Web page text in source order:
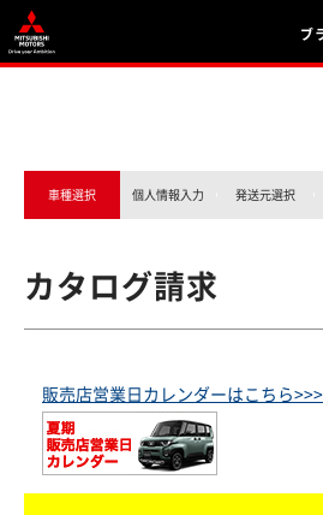
ブ
車種選択 個人情報入力 発送元選択
カタログ請求
販売店営業日カレンダーはこちら>>>